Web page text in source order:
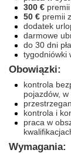
300 €
50 € premii
dodatek
darmowe
do 30 dni
tygodniówki
Obowiązki:
kontrola
pojazdów,
kontrola i
praca w
Wymagania: